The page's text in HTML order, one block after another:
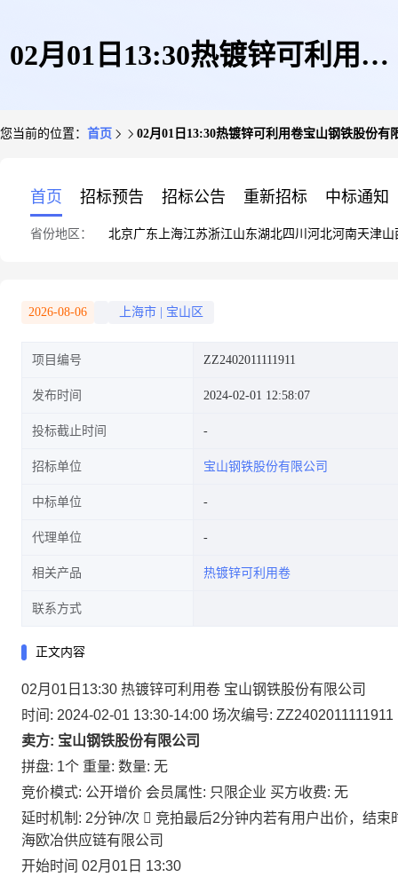
02月01日13:30热镀锌可利用卷
您当前的位置： 首页 02月01日13:30热镀锌可利用卷宝山钢铁股份有
首页 招标预告 招标公告 重新招标 中标通知
省份地区： 北京广东 上海江苏浙江山东湖北四川 河北河南天津山
2026-08-06 上海市 宝山区
项目编号 ZZ2402011111911
发布时间 2024-02-01 12:58:07
投标截止时间
招标单位 宝山钢铁股份有限公司
中标单位
代理单位
相关产品 热镀锌可利用卷
联系方式
正文内容
02月01日13:30 热镀锌可利用卷 宝山钢铁股份有限公司
时间: 2024-02-01 13:30-14:00 场次编号: ZZ2402011111911
卖方: 宝山钢铁股份有限公司
拼盘: 1个 重量: 数量: 无
竞价模式: 公开增价 会员属性: 只限企业 买方收费: 无
延时机制: 2分钟/次  竞拍最后2分钟内若有用户出价，结
海欧冶供应链有限公司
开始时间 02月01日 13:30